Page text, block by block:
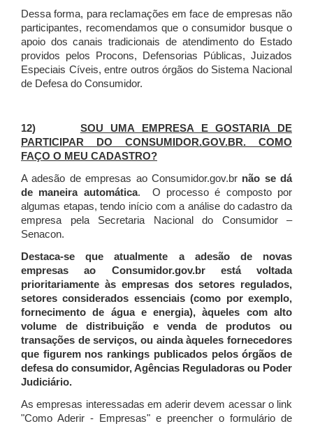
Dessa forma, para reclamações em face de empresas não
participantes, recomendamos que o consumidor busque o
apoio dos canais tradicionais de atendimento do Estado
providos pelos Procons, Defensorias Públicas, Juizados
Especiais Cíveis, entre outros órgãos do Sistema Nacional
de Defesa do Consumidor.
12) SOU UMA EMPRESA E GOSTARIA DE
PARTICIPAR DO CONSUMIDOR.GOV.BR. COMO
FAÇO O MEU CADASTRO?
A adesão de empresas ao Consumidor.gov.br não se dá
de maneira automática. O processo é composto por
algumas etapas, tendo início com a análise do cadastro da
empresa pela Secretaria Nacional do Consumidor –
Senacon.
Destaca-se que atualmente a adesão de novas
empresas ao Consumidor.gov.br está voltada
prioritariamente às empresas dos setores regulados,
setores considerados essenciais (como por exemplo,
fornecimento de água e energia), àqueles com alto
volume de distribuição e venda de produtos ou
transações de serviços, ou ainda àqueles fornecedores
que figurem nos rankings publicados pelos órgãos de
defesa do consumidor, Agências Reguladoras ou Poder
Judiciário.
As empresas interessadas em aderir devem acessar o link
"Como Aderir - Empresas" e preencher o formulário de